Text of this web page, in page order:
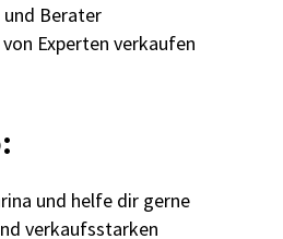
und Berater
Experten verkaufen
und helfe dir gerne
verkaufsstarken